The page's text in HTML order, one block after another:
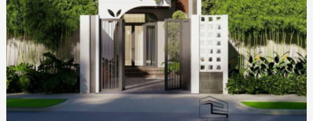
Thông
tin
chi
tiết